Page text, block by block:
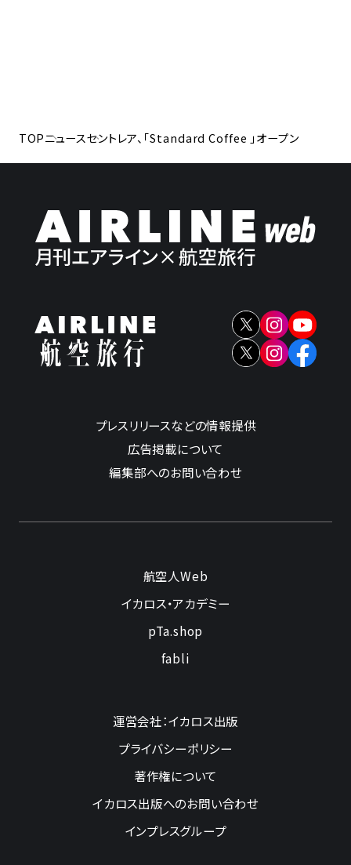
TOPニュースセントレア、「Standard Coffee 」オープン
プレスリリースなどの情報提供
広告掲載について
編集部へのお問い合わせ
航空人Web
イカロス・アカデミー
pTa.shop
fabli
運営会社：イカロス出版
プライバシーポリシー
著作権について
イカロス出版へのお問い合わせ
インプレスグループ